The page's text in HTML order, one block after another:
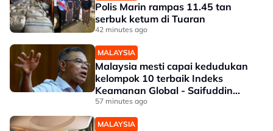
Polis Marin rampas 11.45 tan
serbuk ketum di Tuaran
42 minutes ago
MALAYSIA
Malaysia mesti capai kedudukan
kelompok 10 terbaik Indeks
Keamanan Global - Saifuddin
Nasution
57 minutes ago
MALAYSIA